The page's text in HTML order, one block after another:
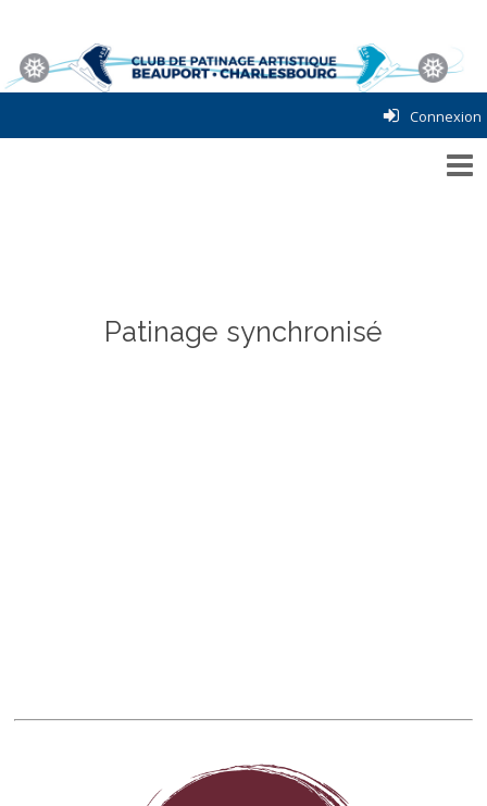
Connexion
Patinage synchronisé